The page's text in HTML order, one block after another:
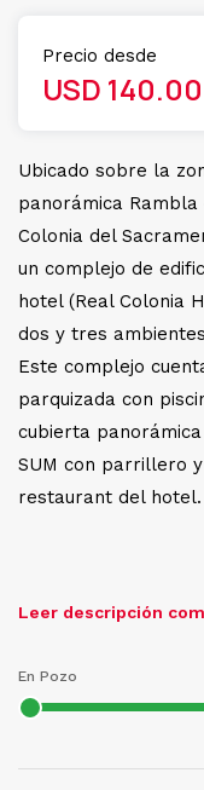
Precio desde
USD
Ubicado sobre la
panorámica
Colonia del
un complejo de
hotel (Real Colonia
dos y tres
Este complejo
parquizada con
cubierta
SUM con parrillero
restaurant del hotel.
Leer descripción
En Pozo